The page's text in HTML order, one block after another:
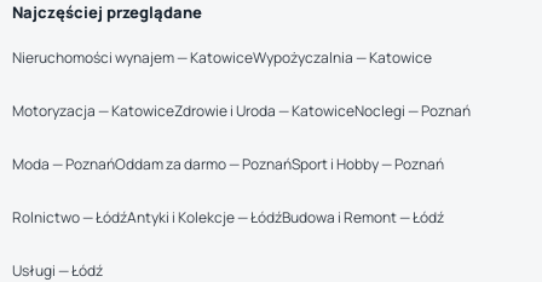
Najczęściej przeglądane
Nieruchomości wynajem — KatowiceWypożyczalnia — Katowice
Motoryzacja — KatowiceZdrowie i Uroda — KatowiceNoclegi — Poznań
Moda — PoznańOddam za darmo — PoznańSport i Hobby — Poznań
Rolnictwo — ŁódźAntyki i Kolekcje — ŁódźBudowa i Remont — Łódź
Usługi — Łódź